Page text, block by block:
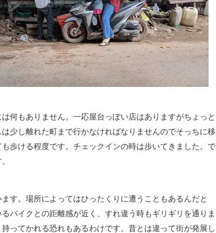
何もありません。一応屋台っぽい店はありますがちょっと
少し離れた町まで行かなければなりませんのでそっちに移
歩ける程度です。チェックインの時は歩いてきました。で
す。場所によってはひったくりに遭うこともあるんだと
バイクとの距離感が近く、すれ違う時もギリギリを通りま
ってかれる恐れもあるわけです。昔とは違って街が発展し